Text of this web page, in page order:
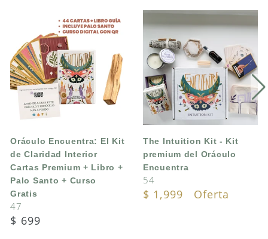
Kit
de
Claridad
Interior
Cartas
Premium
Libro
+
Palo
Santo
+
Curso
Gratis
Oráculo Encuentra: El Kit
de Claridad Interior
Cartas Premium + Libro +
Palo Santo + Curso
Gratis
47
Translation
$ 699
Intuition
Kit
Kit
premium
del
Oráculo
Encuentra
The Intuition Kit - Kit
premium del Oráculo
Encuentra
54
Translation
$ 1,999 Oferta